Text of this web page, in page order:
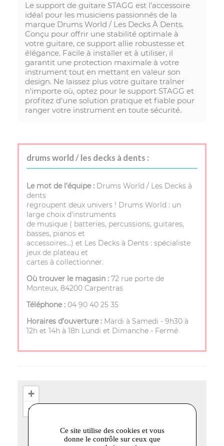
Le support de guitare STAGG est l'accessoire
idéal pour les musiciens passionnés de la
marque Drums World / Les Decks À Dents.
Conçu pour offrir une stabilité optimale à
votre guitare, ce support allie robustesse et
élégance. Facile à installer et à utiliser, il
garantit une protection maximale à votre
instrument tout en mettant en valeur son
design. Ne laissez plus votre guitare traîner
n'importe où, optez pour le support STAGG et
profitez d'une solution pratique et fiable pour
ranger votre instrument en toute sécurité.
drums world / les decks à dents :
Le mot de l’équipe : Drums World / Les Decks à
dents
regroupent deux univers ! Drums World : un
large choix d'instruments
de musique ( batteries, percussions, guitares,
basses, pianos et
accessoires…) et Les Decks à Dents : spécialiste
jeux de plateau et
cartes à collectionner.
Où trouver le magasin : 72 rue porte de
Monteux, 84200 Carpentras
Téléphone : 04 90 40 25 35
Horaires d’ouverture : Mardi à Samedi - 9h30 à
12h et 14h à 18h Lundi et Dimanche - Fermé
+
−
Ce site utilise des cookies et vous
donne le contrôle sur ceux que